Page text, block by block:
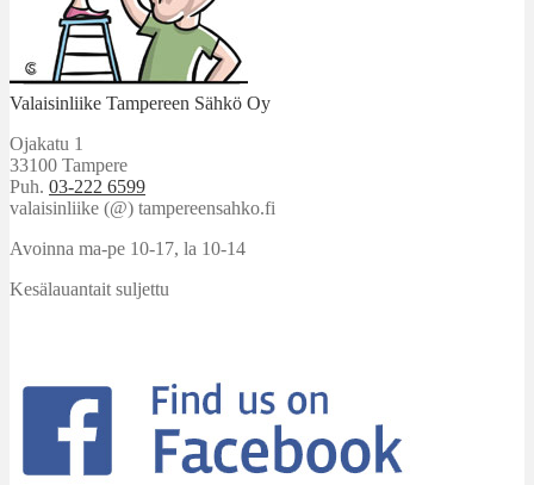
Valaisinliike Tampereen Sähkö Oy
Ojakatu 1
33100 Tampere
Puh. 03-222 6599
valaisinliike (@) tampereensahko.fi
Avoinna ma-pe 10-17, la 10-14
Kesälauantait suljettu